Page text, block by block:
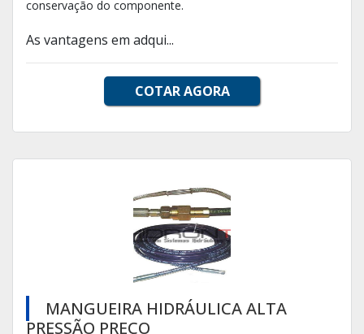
conservação do componente.
As vantagens em adqui...
COTAR AGORA
MANGUEIRA HIDRÁULICA ALTA
PRESSÃO PREÇO